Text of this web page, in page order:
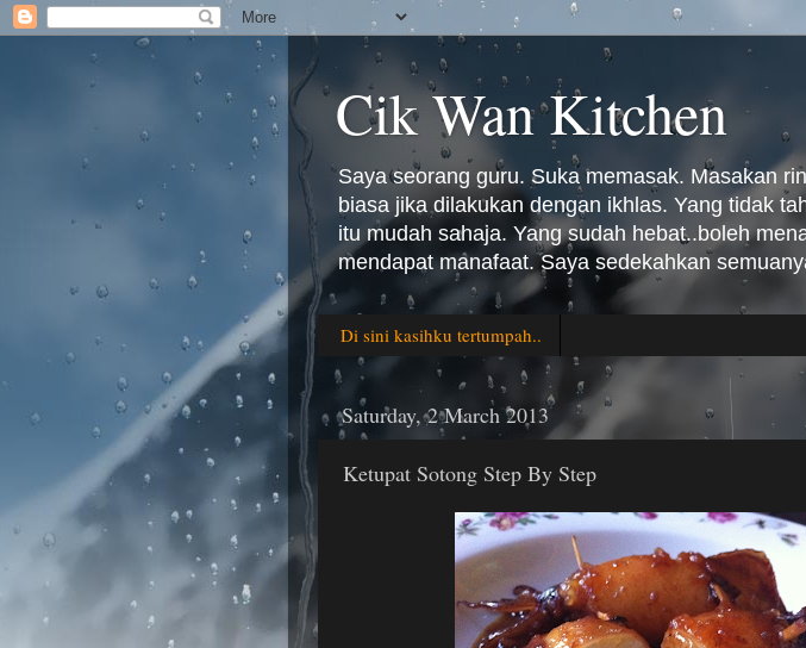
Cik Wan Kitchen
Saya seorang guru. Suka memasak. Masakan
biasa jika dilakukan dengan ikhlas. Yang tidak
itu mudah sahaja. Yang sudah hebat..boleh
mendapat manafaat. Saya sedekahkan
Di sini kasihku tertumpah..
Saturday, 2 March 2013
Ketupat Sotong Step By Step